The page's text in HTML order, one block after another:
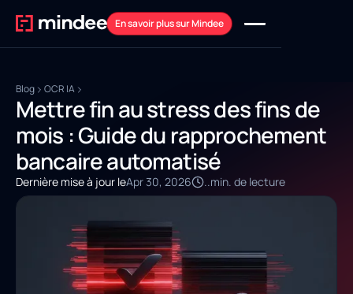
En savoir plus sur Mindee
Blog OCR IA
Mettre fin au stress des fins de
mois : Guide du rapprochement
bancaire automatisé
Dernière mise à jour leApr 30, 2026 ..min. de lecture